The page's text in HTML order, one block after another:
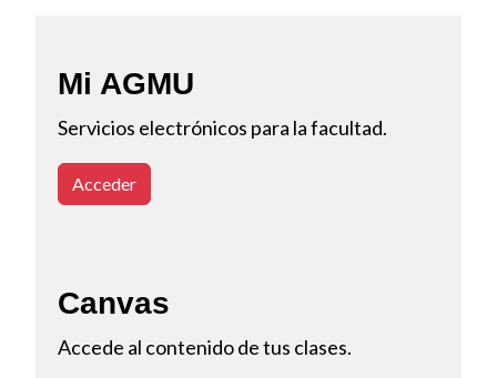
Mi AGMU
Servicios electrónicos para la facultad.
Acceder
Canvas
Accede al contenido de tus clases.